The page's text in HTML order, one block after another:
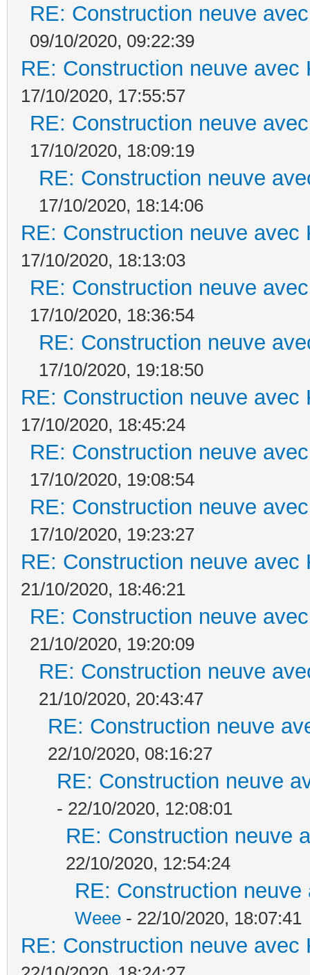
RE: Construction neuve
09/10/2020, 09:22:39
RE: Construction neuve avec
17/10/2020, 17:55:57
RE: Construction neuve
17/10/2020, 18:09:19
RE: Construction neuve
17/10/2020, 18:14:06
RE: Construction neuve avec
17/10/2020, 18:13:03
RE: Construction neuve
17/10/2020, 18:36:54
RE: Construction neuve
17/10/2020, 19:18:50
RE: Construction neuve avec
17/10/2020, 18:45:24
RE: Construction neuve
17/10/2020, 19:08:54
RE: Construction neuve
17/10/2020, 19:23:27
RE: Construction neuve avec
21/10/2020, 18:46:21
RE: Construction neuve
21/10/2020, 19:20:09
RE: Construction neuve
21/10/2020, 20:43:47
RE: Construction neuve
22/10/2020, 08:16:27
RE: Construction neuve
- 22/10/2020, 12:08:01
RE: Construction neuve
22/10/2020, 12:54:24
RE: Construction
Weee - 22/10/2020, 18:07:41
RE: Construction neuve avec